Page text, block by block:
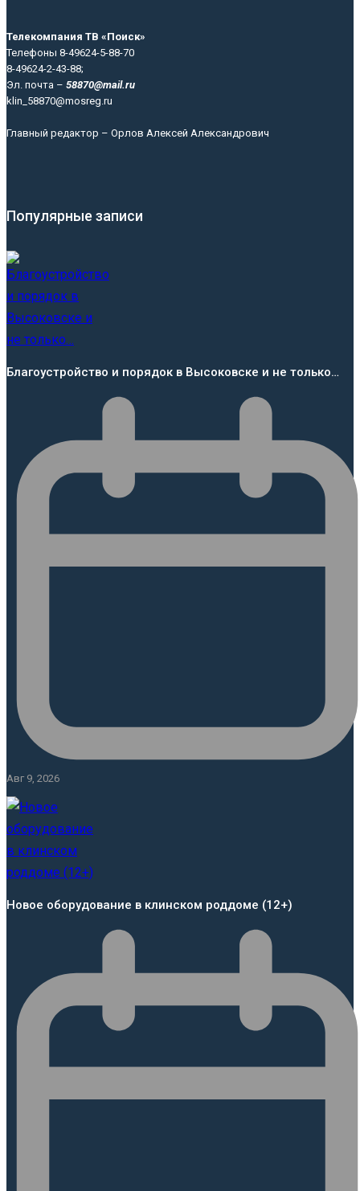
Телекомпания ТВ «Поиск»
Телефоны 8-49624-5-88-70
8-49624-2-43-88;
Эл. почта – 58870@mail.ru
klin_58870@mosreg.ru
Главный редактор – Орлов Алексей Александрович
Популярные записи
Благоустройство и порядок в Высоковске и не только…
Авг 9, 2026
Новое оборудование в клинском роддоме (12+)